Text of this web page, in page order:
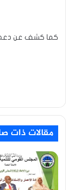
كما كشف عن دعم
مقالات ذات